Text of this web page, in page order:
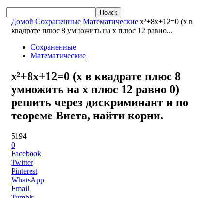
Домой Сохраненные Математические x²+8x+12=0 (x в
квадрате плюс 8 умножить на x плюс 12 равно...
Сохраненные
Математические
x²+8x+12=0 (x в квадрате плюс 8
умножить на x плюс 12 равно 0)
решить через дискриминант и по
теореме Виета, найти корни.
5194
0
Facebook
Twitter
Pinterest
WhatsApp
Email